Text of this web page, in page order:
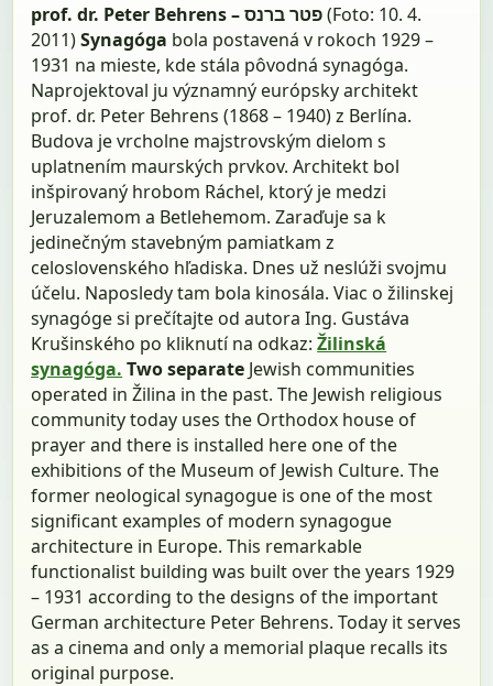
prof. dr. Peter Behrens – פטר ברנס(Foto: 10. 4.
2011)Synagóga bola postavená v rokoch 1929 –
1931 na mieste, kde stála pôvodná synagóga.
Naprojektoval ju významný európsky architekt
prof. dr. Peter Behrens (1868 – 1940) z Berlína.
Budova je vrcholne majstrovským dielom s
uplatnením maurských prvkov. Architekt bol
inšpirovaný hrobom Ráchel, ktorý je medzi
Jeruzalemom a Betlehemom. Zaraďuje sa k
jedinečným stavebným pamiatkam z
celoslovenského hľadiska. Dnes už neslúži svojmu
účelu. Naposledy tam bola kinosála. Viac o žilinskej
synagóge si prečítajte od autora Ing. Gustáva
Krušinského po kliknutí na odkaz:Žilinská
synagóga. Two separate Jewish communities
operated in Žilina in the past. The Jewish religious
community today uses the Orthodox house of
prayer and there is installed here one of the
exhibitions of the Museum of Jewish Culture. The
former neological synagogue is one of the most
significant examples of modern synagogue
architecture in Europe. This remarkable
functionalist building was built over the years 1929
– 1931 according to the designs of the important
German architecture Peter Behrens. Today it serves
as a cinema and only a memorial plaque recalls its
original purpose.